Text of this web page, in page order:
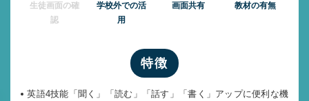
⽣徒画⾯の確
認
学校外での活
用
画面共有 教材の有無
特徴
英語4技能「聞く」「読む」「話す」「書く」アップに便利な機